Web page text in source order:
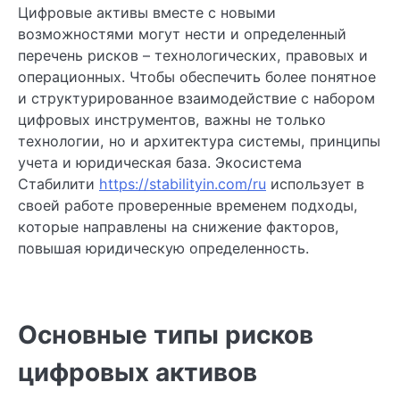
Цифровые активы вместе с новыми
возможностями могут нести и определенный
перечень рисков – технологических, правовых и
операционных. Чтобы обеспечить более понятное
и структурированное взаимодействие с набором
цифровых инструментов, важны не только
технологии, но и архитектура системы, принципы
учета и юридическая база. Экосистема
Стабилити https://stabilityin.com/ru использует в
своей работе проверенные временем подходы,
которые направлены на снижение факторов,
повышая юридическую определенность.
Основные типы рисков
цифровых активов